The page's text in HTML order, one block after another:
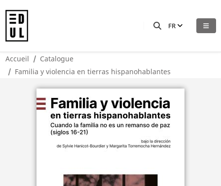
FR
Accueil
Catalogue
Familia y violencia en tierras hispanohablantes